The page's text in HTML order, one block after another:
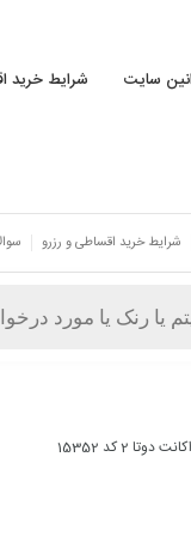
سایت شرایط خرید
شرایط خرید اقساطی و رزرو
دوتا 2 کد 15352